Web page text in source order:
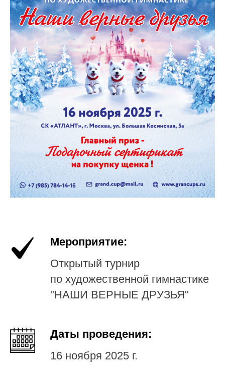
Мероприятие:
Открытый турнир
по художественной гимнастике
"НАШИ ВЕРНЫЕ ДРУЗЬЯ"
Даты проведения:
16 ноября 2025 г.